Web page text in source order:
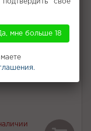
кальяна Duft -
E4 (Черный чай
100г
свое
мне больше 18